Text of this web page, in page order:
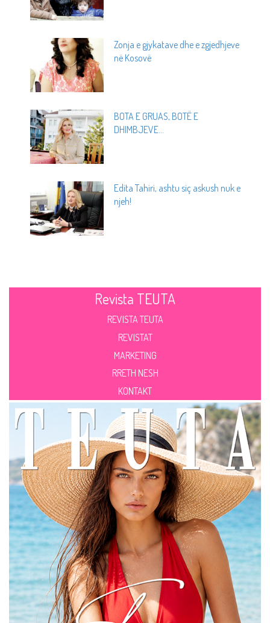
Zonja e gjykatave dhe e zgjedhjeve
në Kosovë
BOTA E GRUAS, BOTË E
DHIMBJEVE...
Edita Tahiri, ashtu siç askush nuk e
njeh!
Revista TEUTA
REVISTA TEUTA
REVISTAT
MARKETING
RRETH NESH
KONTAKT